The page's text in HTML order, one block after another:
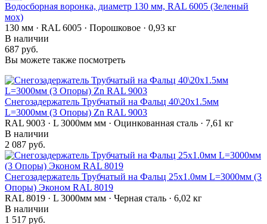
Водосборная воронка, диаметр 130 мм, RAL 6005 (Зеленый
мох)
130 мм · RAL 6005 · Порошковое · 0,93 кг
В наличии
687 руб.
Вы можете также посмотреть
Снегозадержатель Трубчатый на Фальц 40\20х1.5мм
L=3000мм (3 Опоры) Zn RAL 9003
RAL 9003 · L 3000мм мм · Оцинкованная сталь · 7,61 кг
В наличии
2 087 руб.
Снегозадержатель Трубчатый на Фальц 25х1.0мм L=3000мм (3
Опоры) Эконом RAL 8019
RAL 8019 · L 3000мм мм · Черная сталь · 6,02 кг
В наличии
1 517 руб.